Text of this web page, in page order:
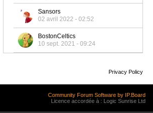
Sansors
02 avril 2022 - 02:52
BostonCeltics
10 sept. 2021 - 09:24
Privacy Policy
Community Forum Software by IP.Board
Licence accordée à : Logic Sunrise Ltd